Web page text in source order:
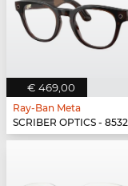
€ 469,00
Ray-Ban Meta
SCRIBER OPTICS - 8532